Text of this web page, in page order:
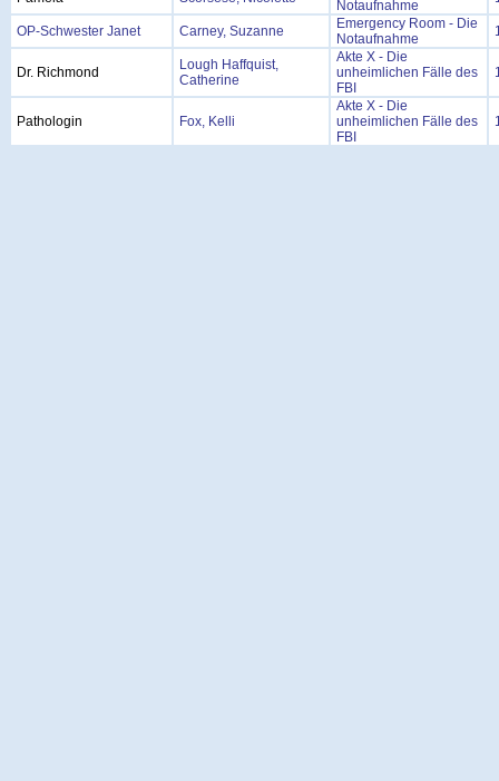
Notaufnahme
OP-Schwester Janet Carney, Suzanne
Emergency Room - Die
Notaufnahme
Dr. Richmond
Lough Haffquist,
Catherine
Akte X - Die
unheimlichen Fälle des
FBI
Pathologin Fox, Kelli
Akte X - Die
unheimlichen Fälle des
FBI